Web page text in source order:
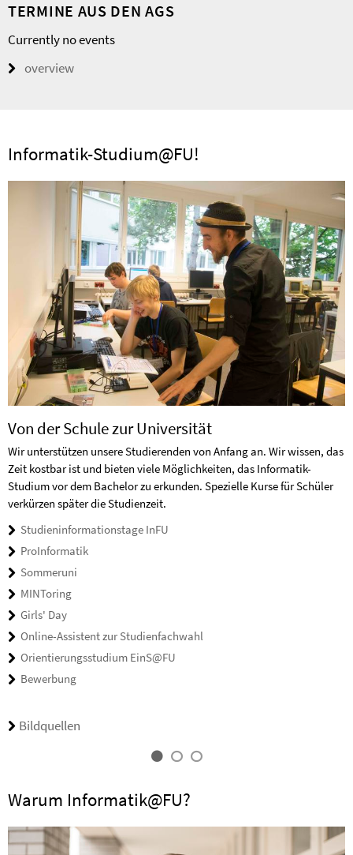
TERMINE AUS DEN AGS
Currently no events
overview
Informatik-Studium@FU!
Von der Schule zur Universität
Wir unterstützen unsere Studierenden von Anfang an. Wir wissen, das
Zeit kostbar ist und bieten viele Möglichkeiten, das Informatik-
Studium vor dem Bachelor zu erkunden. Spezielle Kurse für Schüler
verkürzen später die Studienzeit.
Studieninformationstage InFU
ProInformatik
Sommeruni
MINToring
Girls' Day
Online-Assistent zur Studienfachwahl
Orientierungsstudium EinS@FU
Bewerbung
Bildquellen
Warum Informatik@FU?